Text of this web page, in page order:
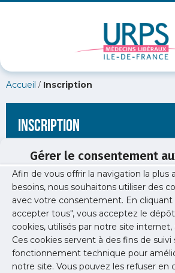
Gérer le consentement
Afin de vous offrir la navigation la plus
besoins, nous souhaitons utiliser des
avec votre consentement. En cliquant
accepter tous", vous acceptez le
cookies, utilisés par notre site
Ces cookies servent à des fins de
fonctionnement technique pour
notre site. Vous pouvez les refuser en
Accueil / Inscription
Inscription
[wppb-register form_name="inscription"
redirect_url="https://www.urps-med-
perceptions-et-pratiques-chez-les-